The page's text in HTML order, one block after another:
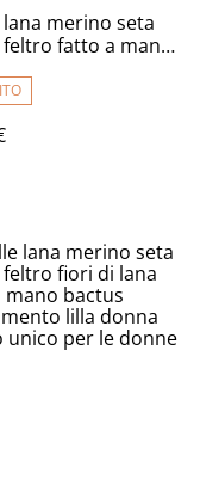
lana merino seta
feltro fatto a mano
giallo
Regalo unico per